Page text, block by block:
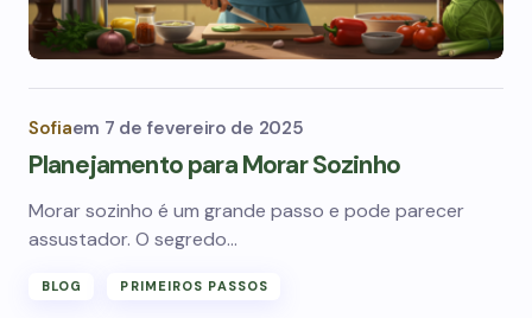
Sofiaem 7 de fevereiro de 2025
Planejamento para Morar Sozinho
Morar sozinho é um grande passo e pode parecer
assustador. O segredo…
BLOG PRIMEIROS PASSOS